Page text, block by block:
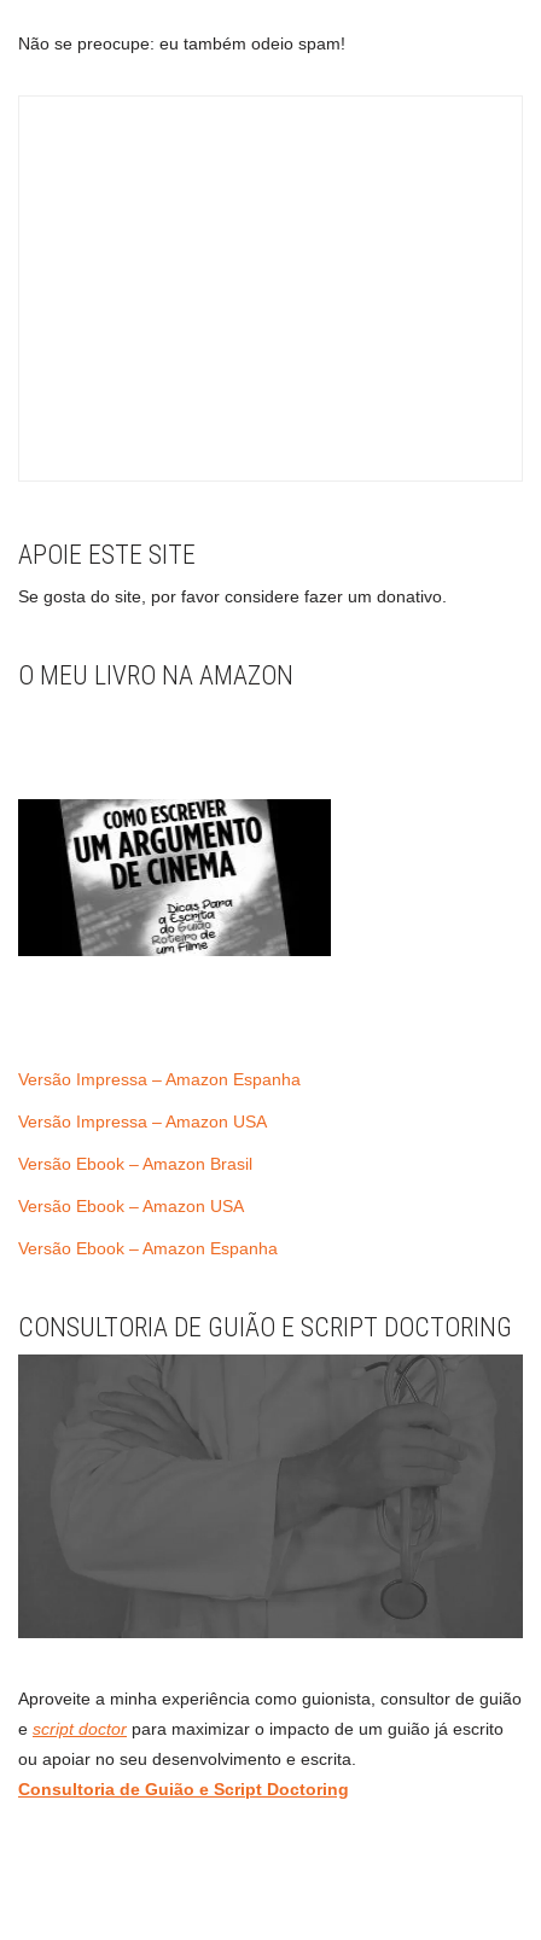
Não se preocupe: eu também odeio spam!
APOIE ESTE SITE
Se gosta do site, por favor considere fazer um donativo.
O MEU LIVRO NA AMAZON
Versão Impressa – Amazon Espanha
Versão Impressa – Amazon USA
Versão Ebook – Amazon Brasil
Versão Ebook – Amazon USA
Versão Ebook – Amazon Espanha
CONSULTORIA DE GUIÃO E SCRIPT DOCTORING
Aproveite a minha experiência como guionista, consultor de guião
e script doctor para maximizar o impacto de um guião já escrito
ou apoiar no seu desenvolvimento e escrita.
Consultoria de Guião e Script Doctoring